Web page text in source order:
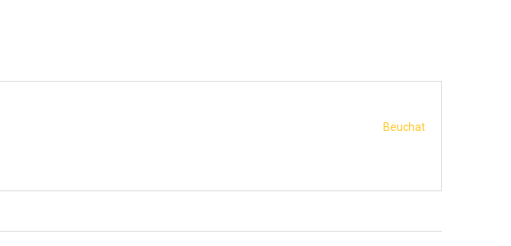
Beuchat